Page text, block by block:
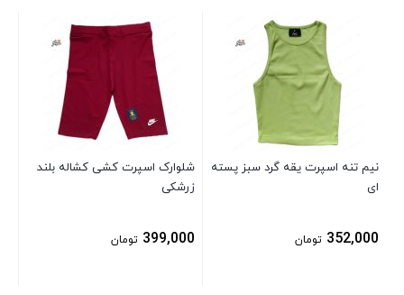
نیم تنه اسپرت یقه گرد سبز پسته
ای
352,000 تومان
شلوارک اسپرت کشی کشاله بلند
زرشکی
399,000 تومان